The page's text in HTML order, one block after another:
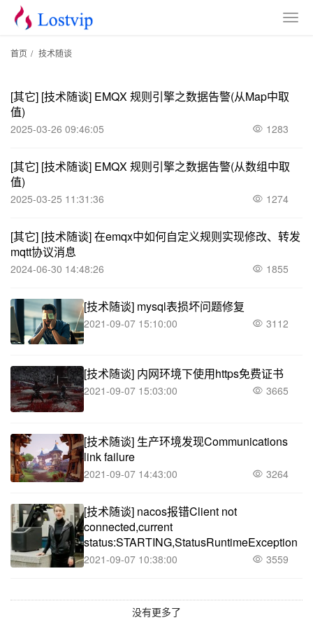
首页 / 技术随谈
[其它] [技术随谈] EMQX 规则引擎之数据告警(从Map中取
值)
2025-03-26 09:46:05 1283
[其它] [技术随谈] EMQX 规则引擎之数据告警(从数组中取
值)
2025-03-25 11:31:36 1274
[其它] [技术随谈]在emqx中如何自定义规则实现修改、转发
mqtt协议消息
2024-06-30 14:48:26 1855
[技术随谈] mysql表损坏问题修复
2021-09-07 15:10:00 3112
[技术随谈] 内网环境下使用https免费证书
2021-09-07 15:03:00 3665
[技术随谈] 生产环境发现Communications
link failure
2021-09-07 14:43:00 3264
[技术随谈] nacos报错Client not
connected,current
status:STARTING,StatusRuntimeException
2021-09-07 10:38:00 3559
没有更多了